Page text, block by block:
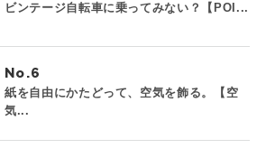
ビンテージ自転車に乗ってみない？【POI...
No.
紙を自由にかたどって、空気を飾る。【空
気...